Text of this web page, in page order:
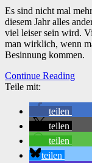
Es sind nicht mal
diesem Jahr alles
viel leiser sein wird.
man wirklich, wenn
Besinnung kommen.
Continue Reading
Teile mit:
teilen
teilen
teilen
teilen